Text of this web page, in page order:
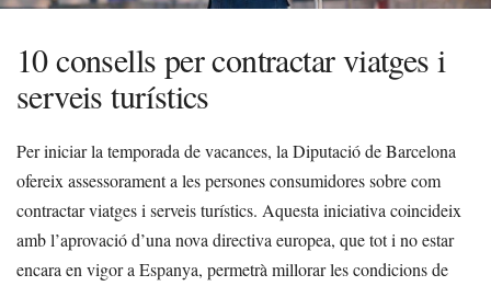
10 consells per contractar viatges i
serveis turístics
Per iniciar la temporada de vacances, la Diputació de Barcelona
ofereix assessorament a les persones consumidores sobre com
contractar viatges i serveis turístics. Aquesta iniciativa coincideix
amb l’aprovació d’una nova directiva europea, que tot i no estar
encara en vigor a Espanya, permetrà millorar les condicions de